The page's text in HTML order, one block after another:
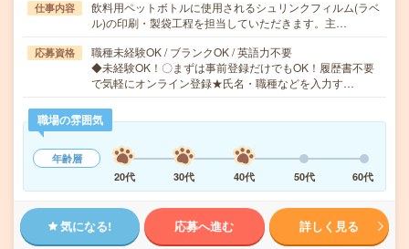
仕事内容
飲料用ペットボトルに使用されるシュリンクフィルム(ラベ
ル)の印刷・製袋工程を担当していただきます。主…
応募資格
職種未経験OK / ブランクOK / 英語力不要
◆未経験OK！〇まずは事前登録だけでもOK！履歴書不要
で気軽にオンライン登録★氏名・職種などを入力す…
職場の雰囲気
年齢層
20代
30代 40代 50代 60代
気になる! 応募へ進む 詳しく見る